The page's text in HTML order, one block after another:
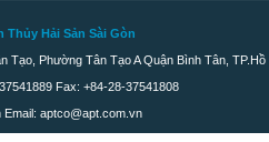
Hải Sản Sài Gòn
Tạo, Phường Tân Tạo A Quận Bình Tân, TP.Hồ
Fax: +84-28-37541808
aptco@apt.com.vn